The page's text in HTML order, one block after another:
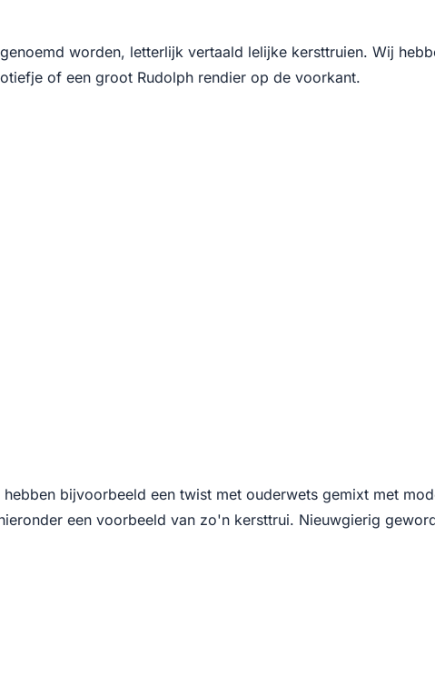
worden, letterlijk vertaald lelijke kersttruien. Wij
of een groot Rudolph rendier op de voorkant.
bijvoorbeeld een twist met ouderwets gemixt met
een voorbeeld van zo'n kersttrui. Nieuwgierig